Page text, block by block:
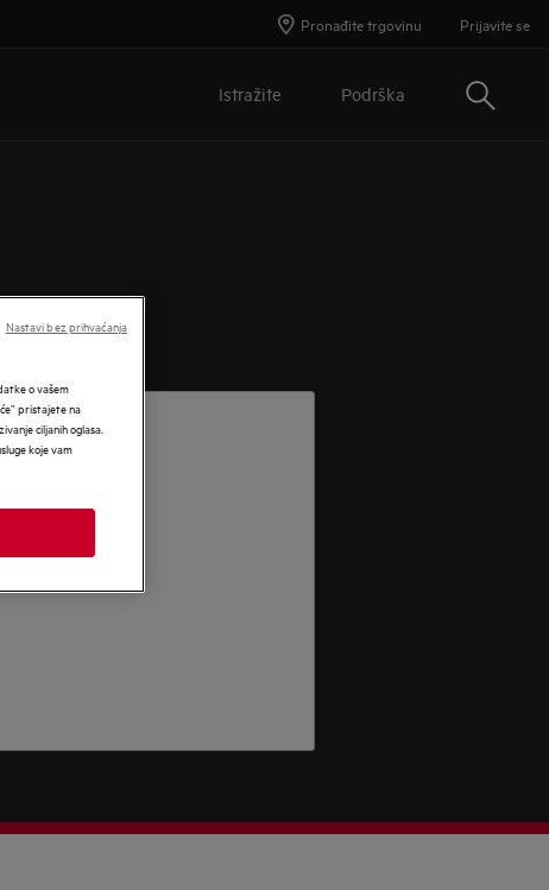
Pronađite trgovinu Prijavite se
Istražite Podrška Traži
o vašem
pristajete na
ciljanih oglasa.
koje vam
Nastavi bez prihvaćanja